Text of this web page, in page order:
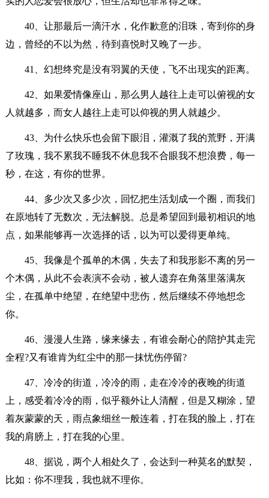
40、让那最后一滴汗水，化作歉意的泪珠，寄到你的身
边，曾经的不以为然，待到喜悦时又晚了一步。
41、幻想终究是没有羽翼的天使，飞不出现实的距离。
42、如果爱情像座山，那么男人越往上走可以俯视的女
人就越多，而女人越往上走可以仰视的男人就越少。
43、为什么快乐也会留下眼泪，灌溉了我的荒野，开满
了玫瑰，我不累我不睡我不休息我不合眼我不想浪费，每一
秒，在这，有你的世界。
44、多少次又多少次，回忆把生活划成一个圈，而我们
在原地转了无数次，无法解脱。总是希望回到最初相识的地
点，如果能够再一次选择的话，以为可以爱得更单纯。
45、我像是个孤单的木偶，失去了和我形影不离的另一
个木偶，从此不会表演不会动，被人遗弃在角落里落满灰
尘，在孤单中绝望，在绝望中悲伤，然后继续不停地想念
你。
46、漫漫人生路，缘来缘去，有谁会耐心的陪护其走完
全程?又有谁肯为红尘中的那一抹忧伤停留?
47、冷冷的街道，冷冷的雨，走在冷冷的夜晚的街道
上，感受着冷冷的雨，似乎额外让人清醒，但是又糊涂，望
着灰蒙蒙的天，雨点象细丝一般连着，打在我的脸上，打在
我的肩膀上，打在我的心里。
48、据说，两个人相处久了，会达到一种莫名的默契，
比如：你不理我，我也就不理你。